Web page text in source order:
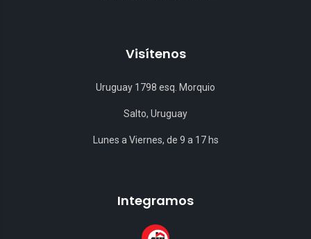
Visítenos
Uruguay 1798 esq. Morquio
Salto, Uruguay
Lunes a Viernes, de 9 a 17 hs
Integramos